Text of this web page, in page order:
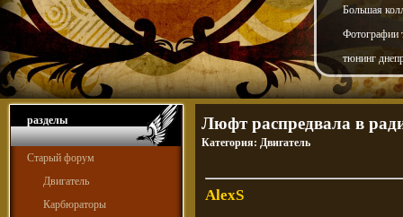
Большая
Фотографии
тюнинг
разделы
Старый форум
Двигатель
Карбюраторы
Люфт распредвала в
Категория: Двигатель
AlexS